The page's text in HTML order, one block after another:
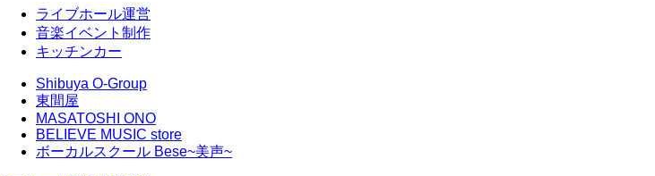
ライブホール運営
音楽イベント制作
キッチンカー
Shibuya O-Group
東間屋
MASATOSHI ONO
BELIEVE MUSIC store
ボーカルスクール Bese~美声~